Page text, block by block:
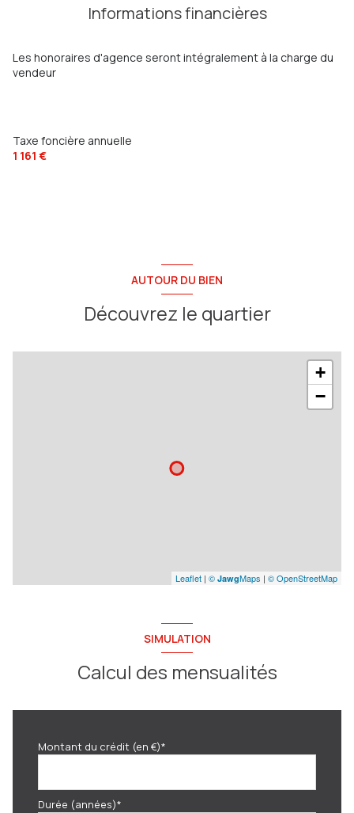
Informations financières
Les honoraires d'agence seront intégralement à la charge du
vendeur
Taxe foncière annuelle
1 161 €
AUTOUR DU BIEN
Découvrez le quartier
+
−
Leaflet | © JawgMaps | © OpenStreetMap
SIMULATION
Calcul des mensualités
Montant du crédit (en €)*
Durée (années)*